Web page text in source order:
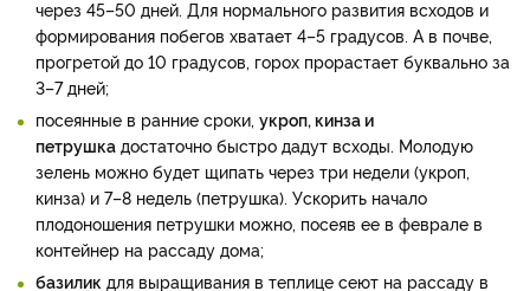
через 45–50 дней. Для нормального развития всходов и
формирования побегов хватает 4–5 градусов. А в почве,
прогретой до 10 градусов, горох прорастает буквально за
3–7 дней;
посеянные в ранние сроки, укроп, кинза и
петрушка достаточно быстро дадут всходы. Молодую
зелень можно будет щипать через три недели (укроп,
кинза) и 7–8 недель (петрушка). Ускорить начало
плодоношения петрушки можно, посеяв ее в феврале в
контейнер на рассаду дома;
базилик для выращивания в теплице сеют на рассаду в